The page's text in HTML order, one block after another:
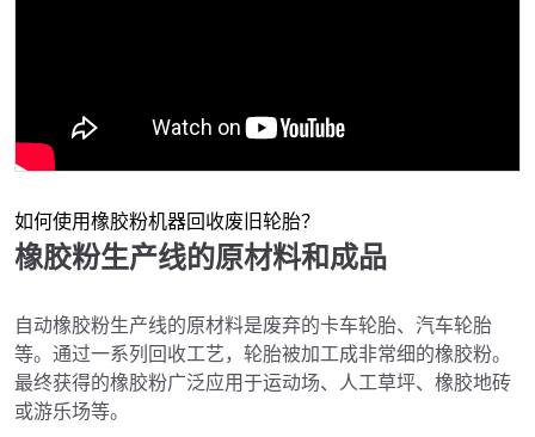
如何使用橡胶粉机器回收废旧轮胎？
橡胶粉生产线的原材料和成品
自动橡胶粉生产线的原材料是废弃的卡车轮胎、汽车轮胎
等。通过一系列回收工艺，轮胎被加工成非常细的橡胶粉。
最终获得的橡胶粉广泛应用于运动场、人工草坪、橡胶地砖
或游乐场等。